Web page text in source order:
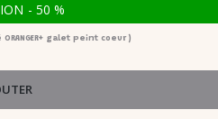
- 50 %
ORANGER+ galet peint coeur )